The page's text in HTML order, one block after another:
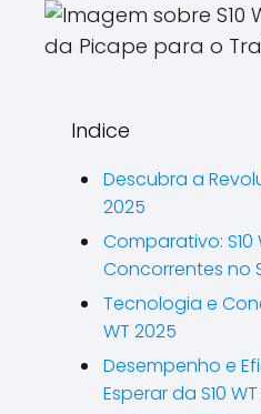
Indice
Descubra a
2025
Comparativo: S10
Concorrentes no
Tecnologia e
WT 2025
Desempenho e
Esperar da S10